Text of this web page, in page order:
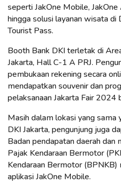
seperti JakOne Mobile,
hingga solusi layanan wisata di
Tourist Pass.
Booth Bank DKI terletak di
Jakarta, Hall C-1 A PRJ.
pembukaan rekening secara
mendapatkan souvenir dan
pelaksanaan Jakarta Fair 2024
Masih dalam lokasi yang sama
DKI Jakarta, pengunjung juga
Badan pendapatan daerah dan
Pajak Kendaraan Bermotor
Kendaraan Bermotor (BPNKB)
aplikasi JakOne Mobile.